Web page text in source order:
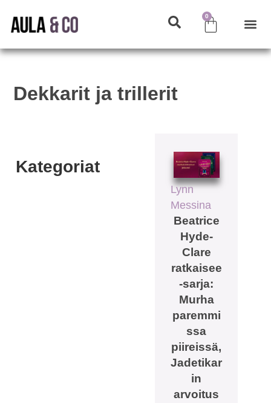
0
Dekkarit ja trillerit
Lynn
Messina
Beatrice
Hyde-
Clare
ratkaisee
-sarja:
Murha
paremmi
ssa
piireissä,
Jadetikar
in
arvoitus
Kategoriat